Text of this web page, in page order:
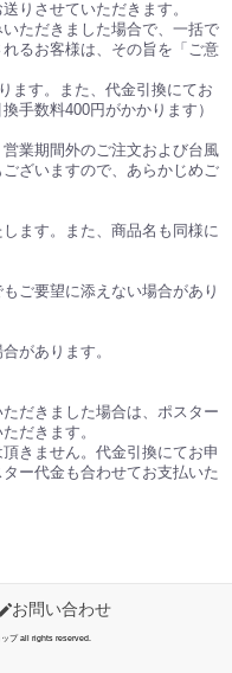
りさせていただきます。
ただきました場合で、一括で
るお客様は、その旨を「ご意
ます。また、代金引換にてお
手数料400円がかかります）
業期間外のご注文および台風
ざいますので、あらかじめご
ます。また、商品名も同様に
ご要望に添えない場合があり
があります。
だきました場合は、ポスター
だきます。
きません。代金引換にてお申
ー代金も合わせてお支払いた
お問い合わせ
プ all rights reserved.